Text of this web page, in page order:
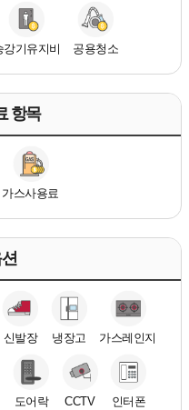
강기유지비 공용청소
항목
가스사용료
신발장 냉장고 가스레인지
도어락 CCTV 인터폰